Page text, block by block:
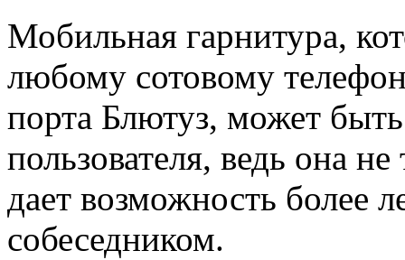
Мобильная гарнитура,
любому сотовому
порта Блютуз, может
пользователя, ведь она
дает возможность более
собеседником.